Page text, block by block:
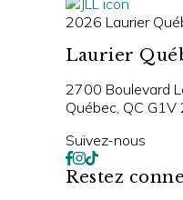
2026 Laurier
Laurier
2700 Boulevard
Québec, QC G1V
Suivez-nous
Restez